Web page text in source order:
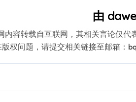
由
内容转载自互联网，其相关言论仅
权问题，请提交相关链接至邮箱：